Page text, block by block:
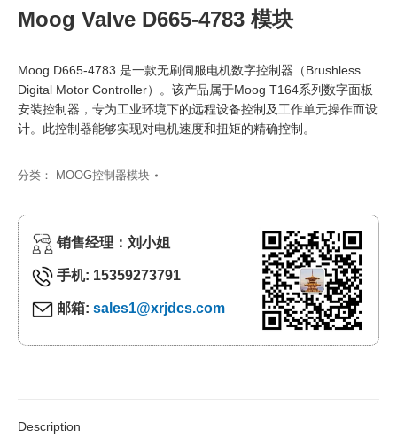
Moog Valve D665-4783 模块
Moog D665-4783 是一款无刷伺服电机数字控制器（Brushless
Digital Motor Controller）。该产品属于Moog T164系列数字面板
安装控制器，专为工业环境下的远程设备控制及工作单元操作而设
计。此控制器能够实现对电机速度和扭矩的精确控制。
分类： MOOG控制器模块
销售经理：刘小姐
手机: 15359273791
邮箱: sales1@xrjdcs.com
Description